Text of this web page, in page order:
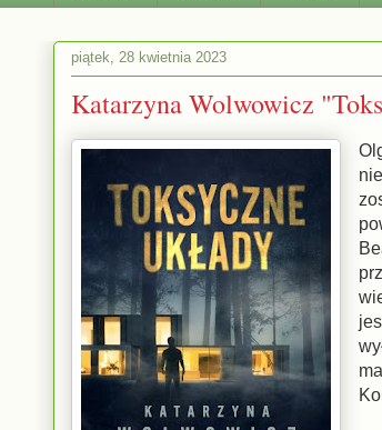
piątek, 28 kwietnia 2023
Katarzyna Wolwowicz